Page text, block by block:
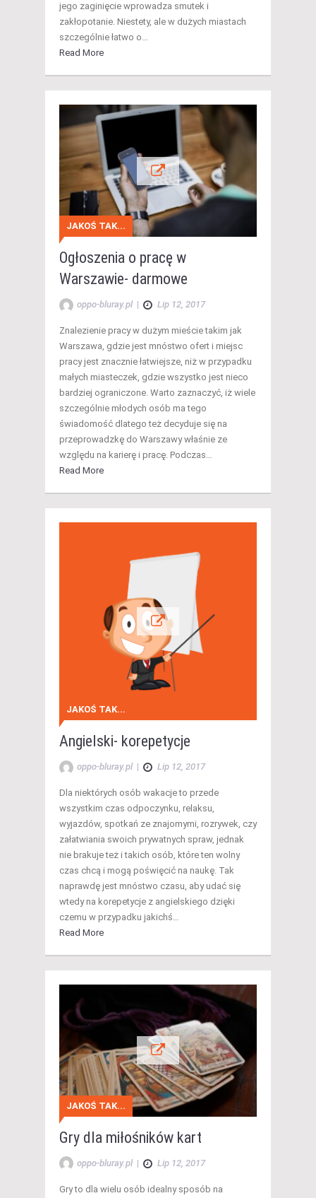
jego zaginięcie wprowadza smutek i
zakłopotanie. Niestety, ale w dużych miastach
szczególnie łatwo o…
Read More
JAKOŚ TAK...
Ogłoszenia o pracę w
Warszawie- darmowe
oppo-bluray.pl | Lip 12, 2017
Znalezienie pracy w dużym mieście takim jak
Warszawa, gdzie jest mnóstwo ofert i miejsc
pracy jest znacznie łatwiejsze, niż w przypadku
małych miasteczek, gdzie wszystko jest nieco
bardziej ograniczone. Warto zaznaczyć, iż wiele
szczególnie młodych osób ma tego
świadomość dlatego też decyduje się na
przeprowadzkę do Warszawy właśnie ze
względu na karierę i pracę. Podczas…
Read More
JAKOŚ TAK...
Angielski- korepetycje
oppo-bluray.pl | Lip 12, 2017
Dla niektórych osób wakacje to przede
wszystkim czas odpoczynku, relaksu,
wyjazdów, spotkań ze znajomymi, rozrywek, czy
załatwiania swoich prywatnych spraw, jednak
nie brakuje też i takich osób, które ten wolny
czas chcą i mogą poświęcić na naukę. Tak
naprawdę jest mnóstwo czasu, aby udać się
wtedy na korepetycje z angielskiego dzięki
czemu w przypadku jakichś…
Read More
JAKOŚ TAK...
Gry dla miłośników kart
oppo-bluray.pl | Lip 12, 2017
Gry to dla wielu osób idealny sposób na